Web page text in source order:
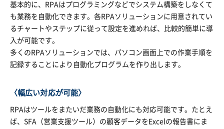
基本的に、RPAはプログラミングなどでシステム構築をしなくて
も業務を自動化できます。各RPAソリューションに用意されてい
るチャートやステップに従って設定を進めれば、比較的簡単に導
入が可能です。
多くのRPAソリューションでは、パソコン画面上での作業手順を
記録することにより自動化プログラムを作り出します。
〈幅広い対応が可能〉
RPAはツールをまたいだ業務の自動化にも対応可能です。たとえ
ば、SFA（営業支援ツール）の顧客データをExcelの報告書にま